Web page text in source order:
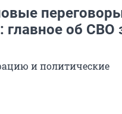
об СВО
и политические